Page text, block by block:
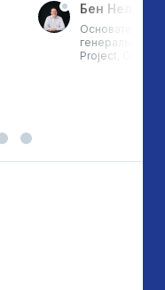
Бен Нельсон
Основатель,
генеральный
Project, США